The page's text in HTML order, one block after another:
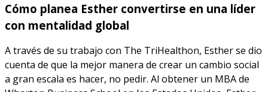
Cómo planea Esther convertirse en una líder
con mentalidad global
A través de su trabajo con The TriHealthon, Esther se dio
cuenta de que la mejor manera de crear un cambio social
a gran escala es hacer, no pedir. Al obtener un MBA de